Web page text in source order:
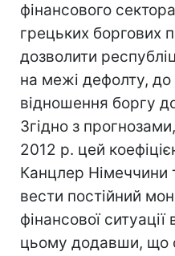
фінансового
грецьких боргових
дозволити
на межі дефолту,
відношення боргу
Згідно з
2012 р. цей
Канцлер Німеччини
вести постійний
фінансової ситуації
цьому додавши, що